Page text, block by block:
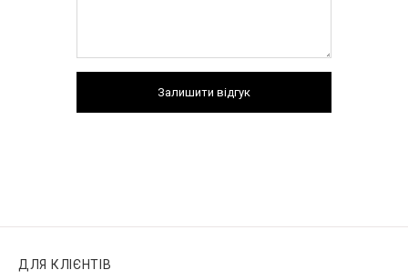
Залишити відгук
ДЛЯ КЛІЄНТІВ